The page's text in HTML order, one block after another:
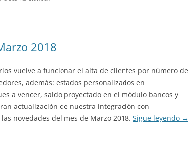
2018
vuelve a funcionar el alta de clientes por número de
además: estados personalizados en
a vencer, saldo proyectado en el módulo bancos y
actualización de nuestra integración con
novedades del mes de Marzo 2018. Sigue leyendo →